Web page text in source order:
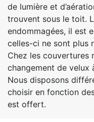
de lumière et
trouvent sous le toit.
endommagées, il est
celles-ci ne sont plus
Chez les couvertures
changement de velux
Nous disposons
choisir en fonction
est offert.